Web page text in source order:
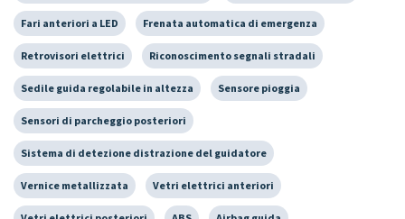
Fari anteriori a LED Frenata automatica di emergenza
Retrovisori elettrici Riconoscimento segnali stradali
Sedile guida regolabile in altezza Sensore pioggia
Sensori di parcheggio posteriori
Sistema di detezione distrazione del guidatore
Vernice metallizzata Vetri elettrici anteriori